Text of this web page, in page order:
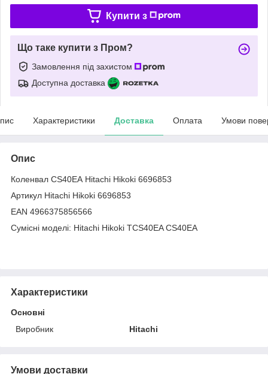
Купити з
Що таке купити з Пром?
Замовлення під захистом
Доступна доставка
Характеристики Доставка Оплата Умови
Опис
Коленвал CS40EА Hitachi Hikoki 6696853
Артикул Hitachi Hikoki 6696853
EAN 4966375856566
Сумісні моделі: Hitachi Hikoki TCS40EA CS40EA
Характеристики
Основні
Виробник
Hitachi
Умови доставки